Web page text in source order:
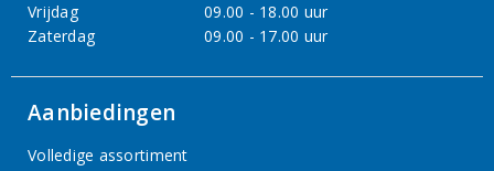
Vrijdag
09.00 - 18.00 uur
Zaterdag
09.00 - 17.00 uur
Aanbiedingen
Volledige assortiment